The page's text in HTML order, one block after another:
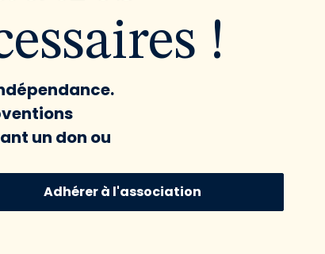
!
un don ou
Adhérer à l'association